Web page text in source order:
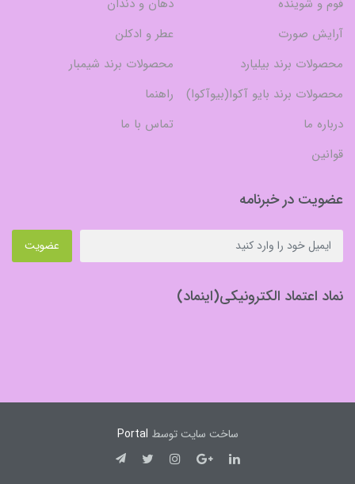
فوم و شوینده
دهان و دندان
آرایش صورت
عطر و ادکلن
محصولات برند بیلیارد
محصولات برند شیمبار
محصولات برند بایو آکوا(بیوآکوا)
راهنما
درباره ما
تماس با ما
قوانین
عضویت در خبرنامه
عضویت
نماد اعتماد الکترونیکی(اینماد)
ساخت سایت توسط Portal